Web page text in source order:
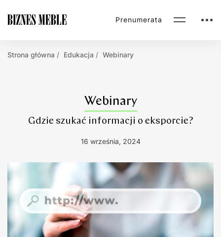
Prenumerata
Strona główna Edukacja Webinary
Webinary
Gdzie szukać informacji o eksporcie?
16 września, 2024